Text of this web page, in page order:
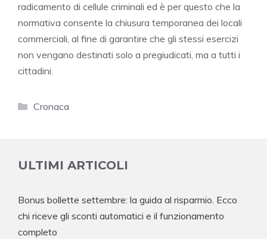
radicamento di cellule criminali ed è per questo che la
normativa consente la chiusura temporanea dei locali
commerciali, al fine di garantire che gli stessi esercizi
non vengano destinati solo a pregiudicati, ma a tutti i
cittadini.
Categorie
Cronaca
ULTIMI ARTICOLI
Bonus bollette settembre: la guida al risparmio. Ecco
chi riceve gli sconti automatici e il funzionamento
completo